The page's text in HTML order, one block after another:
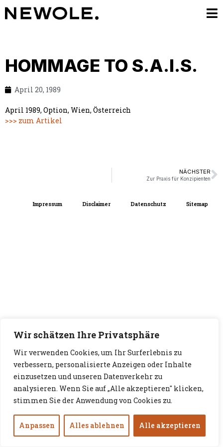
Wir schätzen Ihre Privatsphäre
Wir verwenden Cookies, um Ihr Surferlebnis zu
verbessern, personalisierte Anzeigen oder Inhalte
einzusetzen und unseren Datenverkehr zu
analysieren. Wenn Sie auf „Alle akzeptieren" klicken,
stimmen Sie der Anwendung von Cookies zu.
Anpassen Alles ablehnen Alle akzeptieren
HOMMAGE TO S.A.I.S.
April 20, 1989
April 1989, Option, Wien, Österreich
>>> zum Artikel
NÄCHSTER
Zur Praxis für Konzipienten
Impressum Disclaimer Datenschutz Sitemap